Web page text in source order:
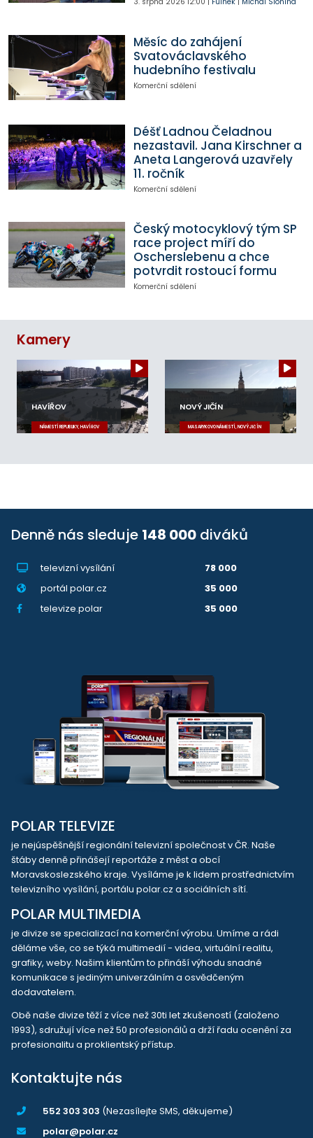
Měsíc do zahájení
Svatováclavského
hudebního festivalu
Komerční sdělení
Déšť Ladnou Čeladnou
nezastavil. Jana Kirschner a
Aneta Langerová uzavřely
11. ročník
Komerční sdělení
Český motocyklový tým SP
race project míří do
Oscherslebenu a chce
potvrdit rostoucí formu
Komerční sdělení
Kamery
HAVÍŘOV
NÁMĚSTÍ REPUBLIKY, HAVÍŘOV
NOVÝ JIČÍN
MASARYKOVO NÁMĚSTÍ, NOVÝ JIČÍN
Denně nás sleduje 148 000 diváků
televizní vysílání
78 000
portál polar.cz
35 000
televize.polar
35 000
POLAR TELEVIZE
je nejúspěšnější regionální televizní společnost v ČR. Naše
štáby denně přinášejí reportáže z měst a obcí
Moravskoslezského kraje. Vysíláme je k lidem prostřednictvím
televizního vysílání, portálu polar.cz a sociálních sítí.
POLAR MULTIMEDIA
je divize se specializací na komerční výrobu. Umíme a rádi
děláme vše, co se týká multimedií - videa, virtuální realitu,
grafiky, weby. Našim klientům to přináší výhodu snadné
komunikace s jediným univerzálním a osvědčeným
dodavatelem.
Obě naše divize těží z více než 30ti let zkušeností (založeno
1993), sdružují více než 50 profesionálů a drží řadu ocenění za
profesionalitu a proklientský přístup.
Kontaktujte nás
552 303 303 (Nezasílejte SMS, děkujeme)
polar@polar.cz